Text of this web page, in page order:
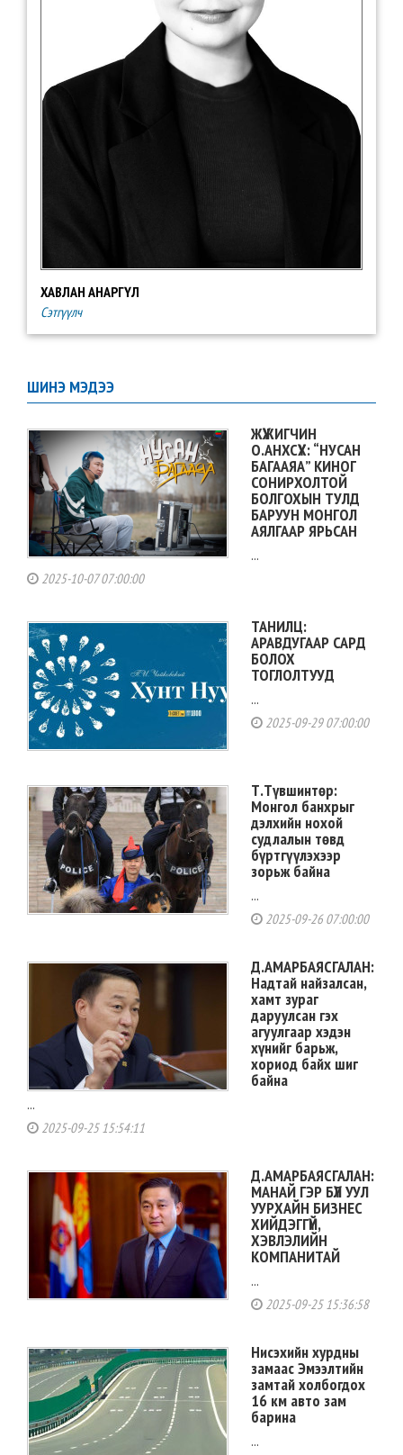
ХАВЛАН АНАРГҮЛ
Сэтгүүлч
ШИНЭ МЭДЭЭ
ЖҮЖИГЧИН
О.АНХСҮХ: “НУСАН
БАГААЯА” КИНОГ
СОНИРХОЛТОЙ
БОЛГОХЫН ТУЛД
БАРУУН МОНГОЛ
АЯЛГААР ЯРЬСАН
...
2025-10-07 07:00:00
ТАНИЛЦ:
АРАВДУГААР САРД
БОЛОХ
ТОГЛОЛТУУД
...
2025-09-29 07:00:00
Т.Түвшинтөр:
Монгол банхрыг
дэлхийн нохой
судлалын төвд
бүртгүүлэхээр
зорьж байна
...
2025-09-26 07:00:00
Д.АМАРБАЯСГАЛАН:
Надтай найзалсан,
хамт зураг
даруулсан гэх
агуулгаар хэдэн
хүнийг барьж,
хориод байх шиг
байна
...
2025-09-25 15:54:11
Д.АМАРБАЯСГАЛАН:
МАНАЙ ГЭР БҮЛ УУЛ
УУРХАЙН БИЗНЕС
ХИЙДЭГГҮЙ,
ХЭВЛЭЛИЙН
КОМПАНИТАЙ
...
2025-09-25 15:36:58
Нисэхийн хурдны
замаас Эмээлтийн
замтай холбогдох
16 км авто зам
барина
...